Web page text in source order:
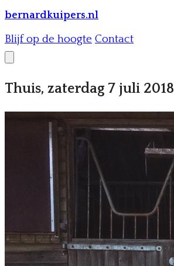
bernardkuipers.nl
Blijf op de hoogte Contact
Thuis, zaterdag 7 juli 2018